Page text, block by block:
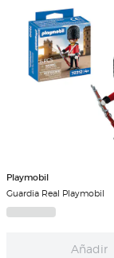
Playmobil
Guardia Real Playmobil
Añadir